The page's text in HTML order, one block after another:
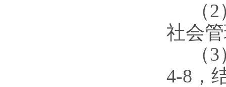
（2
社会
（3
4-8，